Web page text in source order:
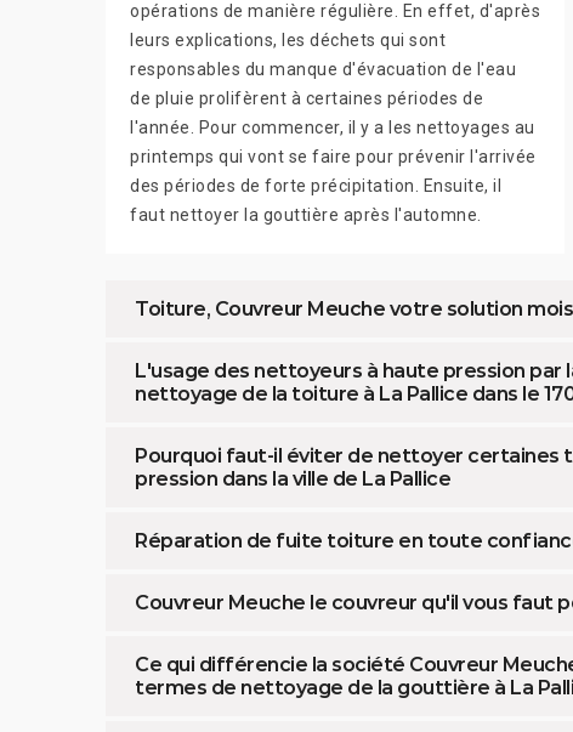
opérations de manière régulière. En effet, d'après
leurs explications, les déchets qui sont
responsables du manque d'évacuation de l'eau
de pluie prolifèrent à certaines périodes de
l'année. Pour commencer, il y a les nettoyages au
printemps qui vont se faire pour prévenir l'arrivée
des périodes de forte précipitation. Ensuite, il
faut nettoyer la gouttière après l'automne.
Toiture, Couvreur Meuche votre solution
L'usage des nettoyeurs à haute pression par
nettoyage de la toiture à La Pallice dans le
Pourquoi faut-il éviter de nettoyer certaines
pression dans la ville de La Pallice
Réparation de fuite toiture en toute
Couvreur Meuche le couvreur qu'il vous faut
Ce qui différencie la société Couvreur
termes de nettoyage de la gouttière à La